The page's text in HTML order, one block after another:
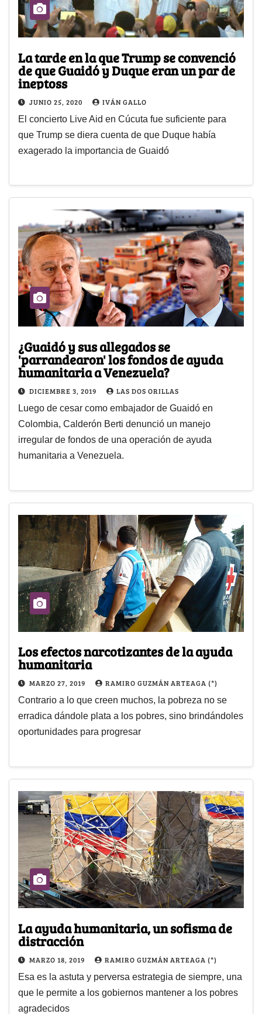
La tarde en la que Trump se convenció
de que Guaidó y Duque eran un par de
ineptoss
JUNIO 25, 2020 IVÁN GALLO
El concierto Live Aid en Cúcuta fue suficiente para
que Trump se diera cuenta de que Duque había
exagerado la importancia de Guaidó
¿Guaidó y sus allegados se
'parrandearon' los fondos de ayuda
humanitaria a Venezuela?
DICIEMBRE 3, 2019 LAS DOS ORILLAS
Luego de cesar como embajador de Guaidó en
Colombia, Calderón Berti denunció un manejo
irregular de fondos de una operación de ayuda
humanitaria a Venezuela.
Los efectos narcotizantes de la ayuda
humanitaria
MARZO 27, 2019 RAMIRO GUZMÁN ARTEAGA (*)
Contrario a lo que creen muchos, la pobreza no se
erradica dándole plata a los pobres, sino brindándoles
oportunidades para progresar
La ayuda humanitaria, un sofisma de
distracción
MARZO 18, 2019 RAMIRO GUZMÁN ARTEAGA (*)
Esa es la astuta y perversa estrategia de siempre, una
que le permite a los gobiernos mantener a los pobres
agradecidos